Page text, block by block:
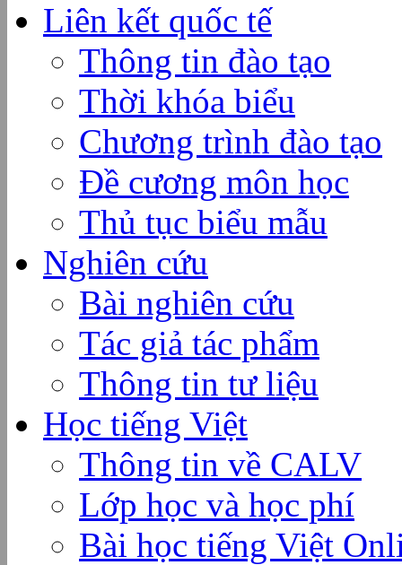
Liên kết quốc tế
Thông tin đào tạo
Thời khóa biểu
Chương trình đào tạo
Đề cương môn học
Thủ tục biểu mẫu
Nghiên cứu
Bài nghiên cứu
Tác giả tác phẩm
Thông tin tư liệu
Học tiếng Việt
Thông tin về CALV
Lớp học và học phí
Bài học tiếng Việt